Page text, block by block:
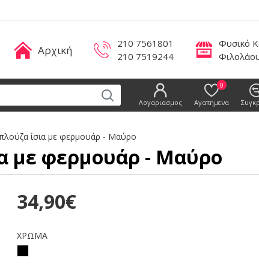
Αρχική
210 7561801
210 7519244
Φυσικό
Λογαριασμος Αγαπημενα
0
ίσια με φερμουάρ - Μαύρο
με φερμουάρ - Μαύρο
34,90€
ΧΡΩΜΑ